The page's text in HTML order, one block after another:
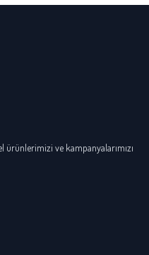
ürünlerimizi ve kampanyalarımızı